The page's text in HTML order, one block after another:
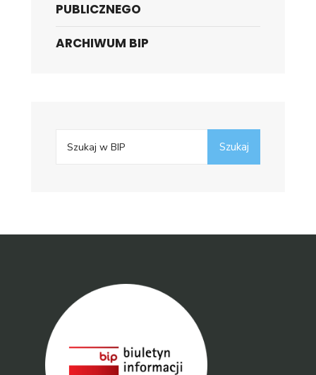
PUBLICZNEGO
ARCHIWUM BIP
for:
Szukaj